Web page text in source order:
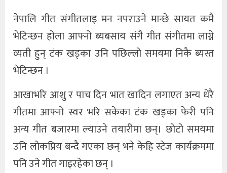
नेपालि गीत संगीतलाइ मन नपराउने मान्छे सायत कमै
भेटिन्छन होला आफ्नो ब्यबसाय संगै गीत संगीतमा लाग्ने
व्यती हुन् टंक खड्का उनि पछिल्लो समयमा निकै ब्यस्त
भेटिन्छन ।
आखाभरि आशु र पाच दिन भात खादिन लगाएत अन्य धेरै
गीतमा आफ्नो स्वर भरि सकेका टंक खड्का फेरी पनि
अन्य गीत बजारमा ल्याउने तयारीमा छन्। छोटो समयमा
उनि लोकप्रिय बन्दै गएका छन् भने केहि स्टेज कार्यक्रममा
पनि उने गीत गाइरहेका छन् ।